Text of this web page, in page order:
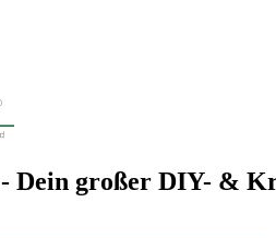
- Dein großer DIY- &